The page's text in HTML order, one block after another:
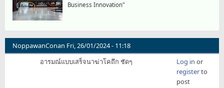
Business Innovation"
NoppawanConan Fri, 26/01/2024 - 11:18
อารมณ์แบบเสร็จนาฆ่าโคถึก ชัดๆ
Log in or
registerto
post